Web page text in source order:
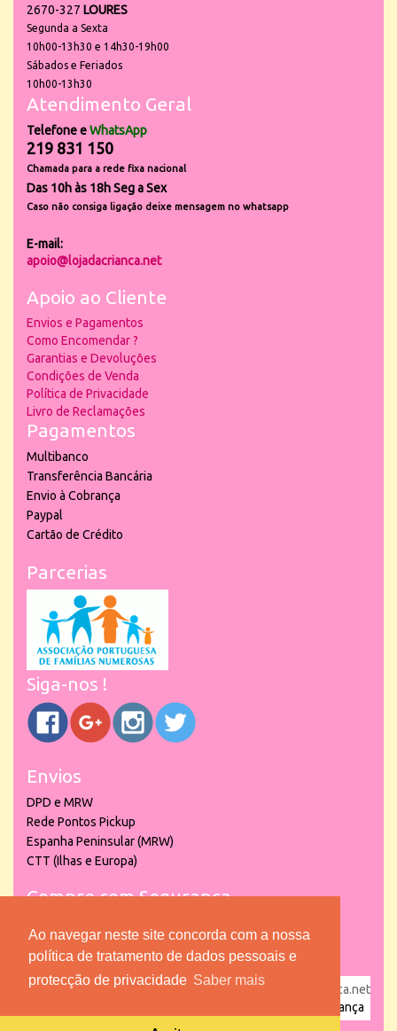
Ao navegar neste site concorda com a nossa
política de tratamento de dados pessoais e
protecção de privacidade Saber mais
2670-327 LOURES
Segunda a Sexta
10h00-13h30 e 14h30-19h00
Sábados e Feriados
10h00-13h30
Atendimento Geral
Telefone eWhatsApp
219 831 150
Chamada para a rede fixa nacional
Das 10h às 18h Seg a Sex
Caso não consiga ligação deixe mensagem no whatsapp
E-mail:
apoio@lojadacrianca.net
Apoio ao Cliente
Envios e Pagamentos
Como Encomendar ?
Garantias e Devoluções
Condições de Venda
Política de Privacidade
Livro de Reclamações
Pagamentos
Multibanco
Transferência Bancária
Envio à Cobrança
Paypal
Cartão de Crédito
Parcerias
Siga-nos !
Envios
DPD e MRW
Rede Pontos Pickup
Espanha Peninsular (MRW)
CTT (Ilhas e Europa)
Compre com Segurança
powered by puber!a | © 2026 Copyright www.lojadacrianca.net
Loja da Criança